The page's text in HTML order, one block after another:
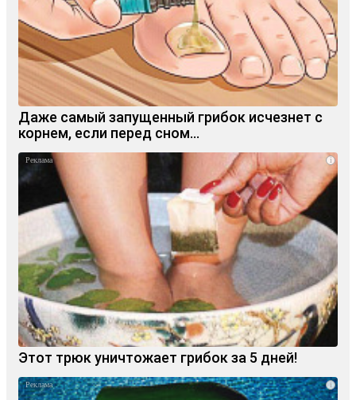
Даже самый запущенный грибок исчезнет с
корнем, если перед сном…
i
Этот трюк уничтожает грибок за 5 дней!
i